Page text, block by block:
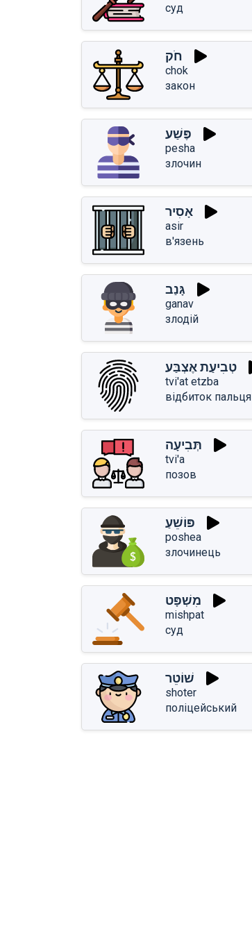
суд
חֹק
chok
закон
פֶּשַׁע
pesha
злочин
אָסִיר
asir
в'язень
גָּנַב
ganav
злодій
טְבִיעַת אֶצְבַּע
tvi'at etzba
відбиток пальця
תְּבִיעָה
tvi'a
позов
פּוֹשֵׁעַ
poshea
злочинець
מִשְׁפָּט
mishpat
суд
שׁוֹטֵר
shoter
поліцейський